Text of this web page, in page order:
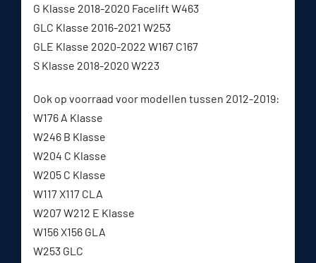
G Klasse 2018-2020 Facelift W463
GLC Klasse 2016-2021 W253
GLE Klasse 2020-2022 W167 C167
S Klasse 2018-2020 W223
Ook op voorraad voor modellen tussen 2012-2019:
W176 A Klasse
W246 B Klasse
W204 C Klasse
W205 C Klasse
W117 X117 CLA
W207 W212 E Klasse
W156 X156 GLA
W253 GLC